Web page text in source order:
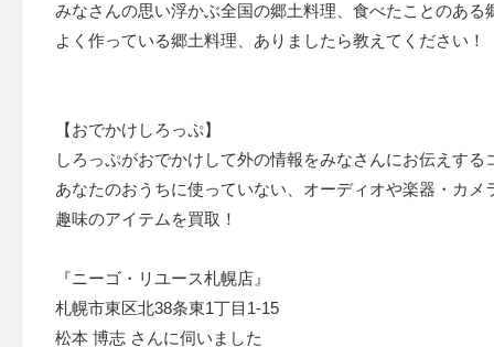
みなさんの思い浮かぶ全国の郷土料理、食べたことのある
よく作っている郷土料理、ありましたら教えてください！
【おでかけしろっぷ】
しろっぷがおでかけして外の情報をみなさんにお伝えする
あなたのおうちに使っていない、オーディオや楽器・カメ
趣味のアイテムを買取！
『ニーゴ・リユース札幌店』
札幌市東区北38条東1丁目1-15
松本 博志 さんに伺いました